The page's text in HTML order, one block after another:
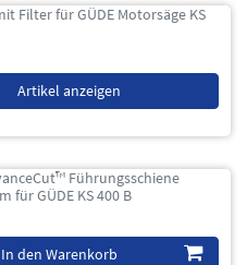
Filter für GÜDE Motorsäge KS
Artikel anzeigen
Führungsschiene
für GÜDE KS 400 B
In den Warenkorb